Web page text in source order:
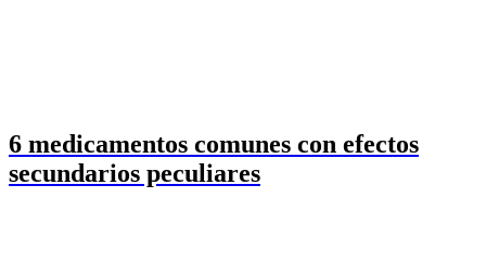
6 medicamentos comunes con efectos
secundarios peculiares